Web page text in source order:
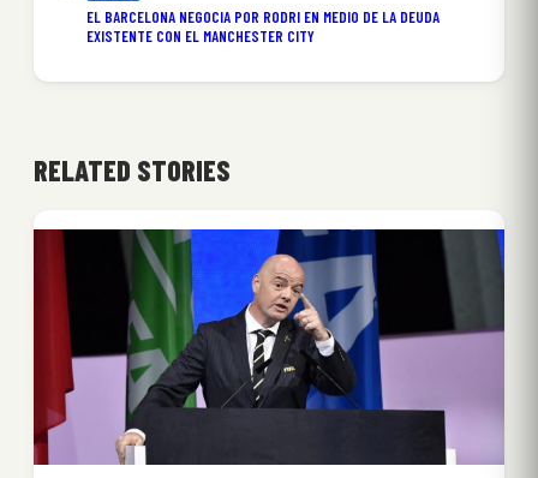
EL BARCELONA NEGOCIA POR RODRI EN MEDIO DE LA DEUDA
EXISTENTE CON EL MANCHESTER CITY
RELATED STORIES